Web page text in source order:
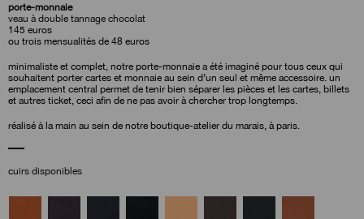
porte-monnaie
veau à double tannage chocolat
145 euros
ou trois mensualités de 48 euros
minimaliste et complet, notre porte-monnaie a été imaginé pour tous ceux qui
souhaitent porter cartes et monnaie au sein d’un seul et même accessoire. un
emplacement central permet de tenir bien séparer les pièces et les cartes, billets
et autres ticket, ceci afin de ne pas avoir à chercher trop longtemps.
réalisé à la main au sein de notre boutique-atelier du marais, à paris.
cuirs disponibles